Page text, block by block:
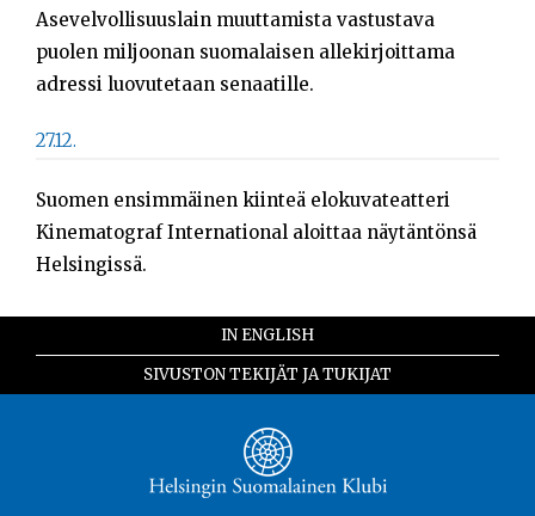
Asevelvollisuuslain muuttamista vastustava
puolen miljoonan suomalaisen allekirjoittama
adressi luovutetaan senaatille.
27.12.
Suomen ensimmäinen kiinteä elokuvateatteri
Kinematograf International aloittaa näytäntönsä
Helsingissä.
IN ENGLISH
SIVUSTON TEKIJÄT JA TUKIJAT